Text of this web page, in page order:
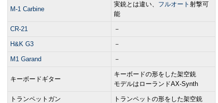
M-1 Carbine
実銃とは違い、 フルオート 射撃可
能
CR-21 －
H&K G3 －
M1 Garand －
キーボードギター
キーボードの形をした架空銃
モデルはローランドAX-Synth
トランペットガン トランペットの形をした架空銃